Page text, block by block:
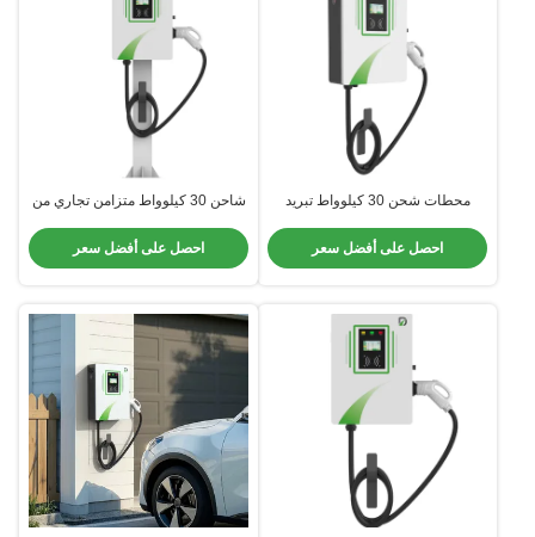
محطات شحن 30 كيلوواط تبريد
احصل على أفضل سعر
شاحن 30 كيلوواط متزامن تجاري من
احصل على أفضل سعر